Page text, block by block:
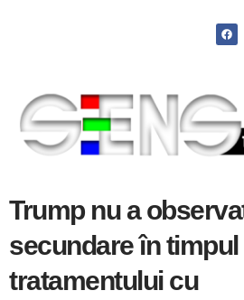
Trump nu a
secundare în timpul
tratamentului cu